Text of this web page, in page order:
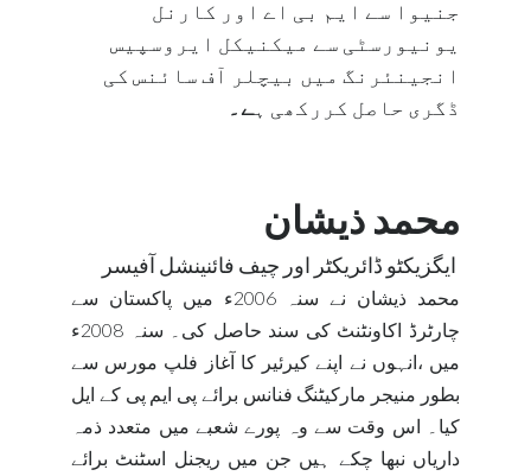
جنیوا سے ایم بی اے اور کارنل
یونیورسٹی سے میکنیکل ایروسپیس
انجینئرنگ میں بیچلر آف سائنس کی
ڈگری حاصل کررکھی ہے۔
محمد ذیشان
ایگزیکٹو ڈائریکٹر اور چیف فائنینشل آفیسر
محمد ذیشان نے سنہ 2006ء میں پاکستان سے
چارٹرڈ اکاونٹنٹ کی سند حاصل کی۔ سنہ 2008ء
میں ،انہوں نے اپنے کیرئیر کا آغاز فلپ مورس سے
بطور منیجر مارکیٹنگ فنانس برائے پی ایم پی کے ایل
کیا۔ اس وقت سے وہ پورے شعبے میں متعدد ذمہ
داریاں نبھا چکے ہیں جن میں ریجنل اسٹنٹ برائے